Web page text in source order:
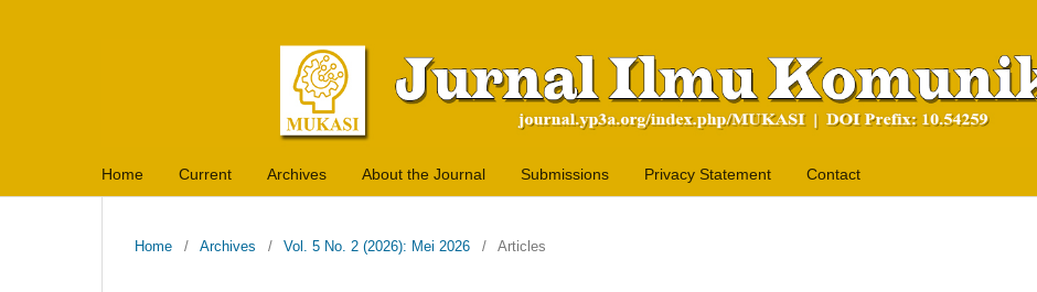
Home Current Archives About the Journal Submissions Privacy Statement Contact
Home / Archives / Vol. 5 No. 2 (2026): Mei 2026 / Articles